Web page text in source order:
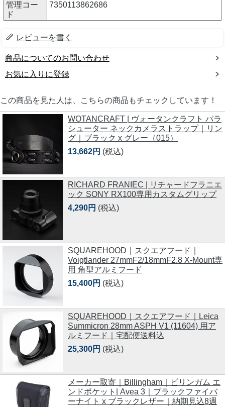
管理コー
ド
7350113862686
レビューを書く
商品についてのお問い合わせ
お気に入りに登録
この商品を見た人は、こちらの商品もチェックしています！
WOTANCRAFT | ヴォータンクラフト パラ
シューター ネックカメラストラップ｜リン
グ｜ブラック x グレー（015）
13,662円 (税込)
RICHARD FRANIEC | リチャードフラニエ
ック SONY RX100専用カスタムグリップ
4,290円 (税込)
SQUAREHOOD｜スクエアフード｜
Voigtlander 27mmF2/18mmF2.8 X-Mount専
用 角型アルミフード
15,400円 (税込)
SQUAREHOOD｜スクエアフード｜Leica
Summicron 28mm ASPH V1 (11604) 用ア
ルミフード｜宅配便送料込
25,300円 (税込)
メーカー取寄｜Billingham｜ビリンガム エ
ンドポケット| Avea 3｜ブラックファイバ
ーナイト x ブラックレザー｜納期見込8週